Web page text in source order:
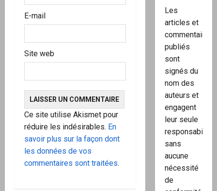
E-mail
Site web
Ce site utilise Akismet pour
réduire les indésirables. En
savoir plus sur la façon dont
les données de vos
commentaires sont traitées.
Les
articles et
commentaires
publiés
sont
signés du
nom des
auteurs et
engagent
leur seule
responsabilité,
sans
aucune
nécessité
de